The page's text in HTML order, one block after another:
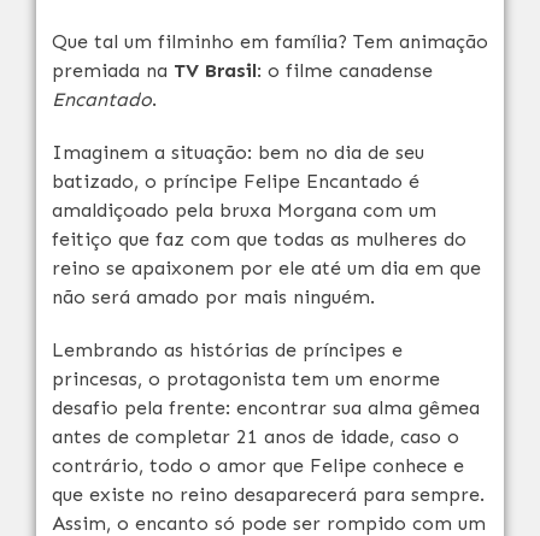
Que tal um filminho em família? Tem animação
premiada na TV Brasil: o filme canadense
Encantado.
Imaginem a situação: bem no dia de seu
batizado, o príncipe Felipe Encantado é
amaldiçoado pela bruxa Morgana com um
feitiço que faz com que todas as mulheres do
reino se apaixonem por ele até um dia em que
não será amado por mais ninguém.
Lembrando as histórias de príncipes e
princesas, o protagonista tem um enorme
desafio pela frente: encontrar sua alma gêmea
antes de completar 21 anos de idade, caso o
contrário, todo o amor que Felipe conhece e
que existe no reino desaparecerá para sempre.
Assim, o encanto só pode ser rompido com um